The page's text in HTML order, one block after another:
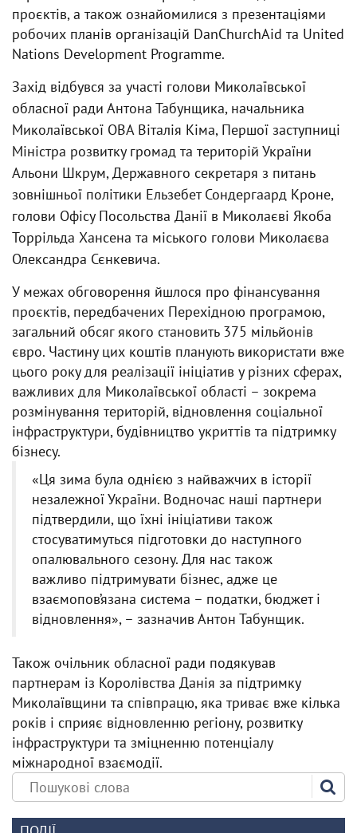
проєктів, а також ознайомилися з презентаціями
робочих планів організацій DanChurchAid та United
Nations Development Programme.
Захід відбувся за участі голови Миколаївської
обласної ради Антона Табунщика, начальника
Миколаївської ОВА Віталія Кіма, Першої заступниці
Міністра розвитку громад та територій України
Альони Шкрум, Державного секретаря з питань
зовнішньої політики Ельзебет Сондергаард Кроне,
голови Офісу Посольства Данії в Миколаєві Якоба
Торрільда Хансена та міського голови Миколаєва
Олександра Сєнкевича.
У межах обговорення йшлося про фінансування
проєктів, передбачених Перехідною програмою,
загальний обсяг якого становить 375 мільйонів
євро. Частину цих коштів планують використати вже
цього року для реалізації ініціатив у різних сферах,
важливих для Миколаївської області – зокрема
розмінування територій, відновлення соціальної
інфраструктури, будівництво укриттів та підтримку
бізнесу.
«Ця зима була однією з найважчих в історії
незалежної України. Водночас наші партнери
підтвердили, що їхні ініціативи також
стосуватимуться підготовки до наступного
опалювального сезону. Для нас також
важливо підтримувати бізнес, адже це
взаємопов’язана система – податки, бюджет і
відновлення», – зазначив Антон Табунщик.
Також очільник обласної ради подякував
партнерам із Королівства Данія за підтримку
Миколаївщини та співпрацю, яка триває вже кілька
років і сприяє відновленню регіону, розвитку
інфраструктури та зміцненню потенціалу
міжнародної взаємодії.